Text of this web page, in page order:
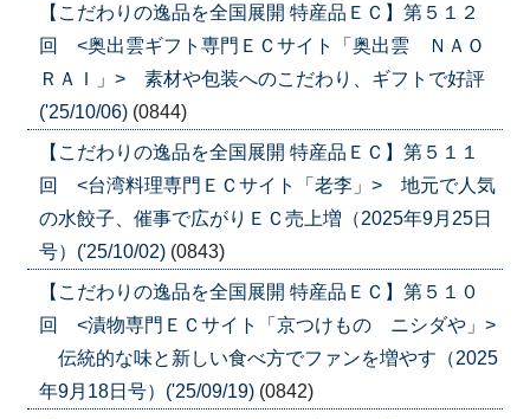
【こだわりの逸品を全国展開 特産品ＥＣ】第５１２
回 <奥出雲ギフト専門ＥＣサイト「奥出雲 ＮＡＯ
ＲＡＩ」> 素材や包装へのこだわり、ギフトで好評
('25/10/06) (0844)
【こだわりの逸品を全国展開 特産品ＥＣ】第５１１
回 <台湾料理専門ＥＣサイト「老李」> 地元で人気
の水餃子、催事で広がりＥＣ売上増（2025年9月25日
号）('25/10/02) (0843)
【こだわりの逸品を全国展開 特産品ＥＣ】第５１０
回 <漬物専門ＥＣサイト「京つけもの ニシダや」>
伝統的な味と新しい食べ方でファンを増やす（2025
年9月18日号）('25/09/19) (0842)